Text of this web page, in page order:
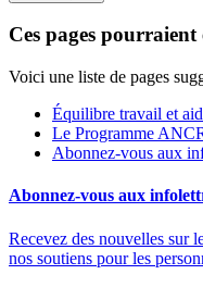
Ces pages pourraient
Voici une liste de pages
Équilibre travail et
Le Programme
Abonnez-vous aux
Abonnez-vous aux
Recevez des nouvelles sur
nos soutiens pour les